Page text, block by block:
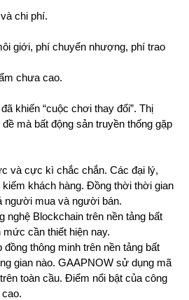
chi phí.
giới, phí chuyển nhượng, phí trao
chưa cao.
khiến “cuộc chơi thay đổi”. Thị
mà bất động sản truyền thống gặp
và cực kì chắc chắn. Các đại lý,
khách hàng. Đồng thời thời gian
người mua và người bán.
Blockchain trên nền tảng bất
cần thiết hiện nay.
thông minh trên nền tảng bất
gian nào. GAAPNOW sử dụng mã
toàn cầu. Điểm nổi bật của công